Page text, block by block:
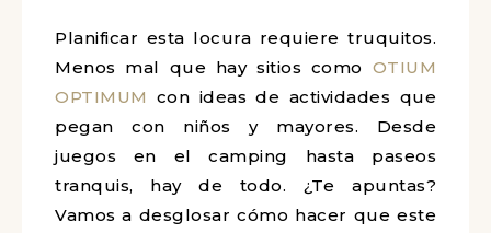
Planificar esta locura requiere truquitos.
Menos mal que hay sitios como OTIUM
OPTIMUM con ideas de actividades que
pegan con niños y mayores. Desde
juegos en el camping hasta paseos
tranquis, hay de todo. ¿Te apuntas?
Vamos a desglosar cómo hacer que este